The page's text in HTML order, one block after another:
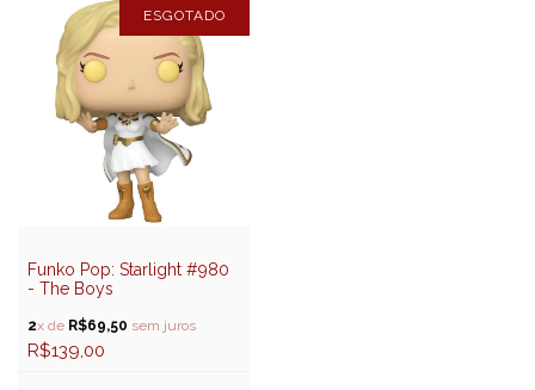
ESGOTADO
Funko Pop: Starlight #980
- The Boys
2x de R$69,50 sem juros
R$139,00